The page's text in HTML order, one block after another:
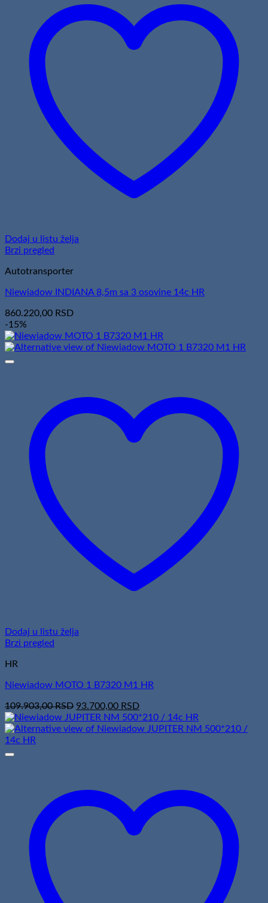
Dodaj u listu želja
Brzi pregled
Autotransporter
Niewiadow INDIANA 8,5m sa 3 osovine 14c HR
860.220,00 RSD
-15%
Dodaj u listu želja
Brzi pregled
HR
Niewiadow MOTO 1 B7320 M1 HR
109.903,00RSD Original
price
was:
93.700,00 RSDCurrent
price
is: